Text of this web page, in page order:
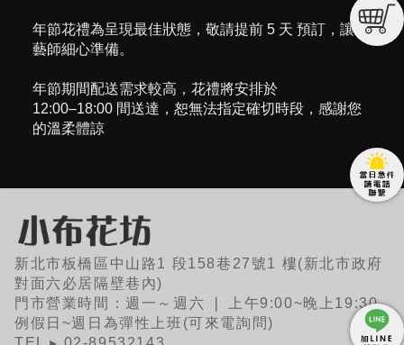
年節花禮為呈現最佳狀態，敬請提前 5 天 預訂，讓花
藝師細心準備。
年節期間配送需求較高，花禮將安排於
12:00–18:00 間送達，恕無法指定確切時段，感謝您
的溫柔體諒
新北市板橋區中山路1 段158巷27號1 樓(新北市政府
對面六必居隔壁巷內)
門市營業時間：週一～週六 ❘ 上午9:00~晚上19:30
例假日~週日為彈性上班(可來電詢問)